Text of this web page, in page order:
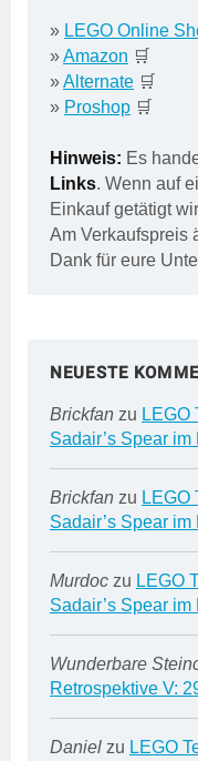
» LEGO Online
»Amazon 🛒
»Alternate 🛒
» Proshop 🛒
Hinweis: Es
Links. Wenn auf
Einkauf getätigt
Am Verkaufspreis
Dank für eure
NEUESTE
Brickfan zu LEGO
Sadair’s Spear im
Brickfan zu LEGO
Sadair’s Spear im
Murdoc zu LEGO
Sadair’s Spear im
Wunderbare
Retrospektive V:
Daniel zu LEGO